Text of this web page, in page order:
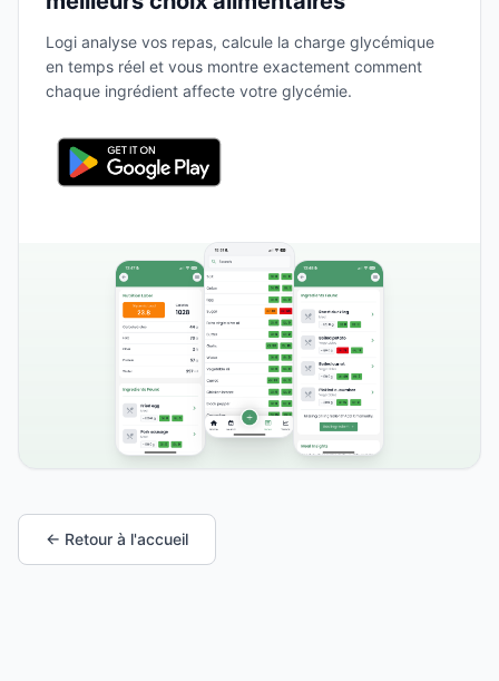
Logi analyse vos repas, calcule la charge glycémique
en temps réel et vous montre exactement comment
chaque ingrédient affecte votre glycémie.
← Retour à l'accueil